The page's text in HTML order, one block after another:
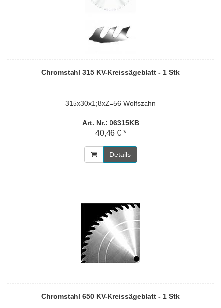
Chromstahl 315 KV-Kreissägeblatt - 1 Stk
315x30x1;8xZ=56 Wolfszahn
Art. Nr.: 06315KB
40,46 € *
Details
Chromstahl 650 KV-Kreissägeblatt - 1 Stk